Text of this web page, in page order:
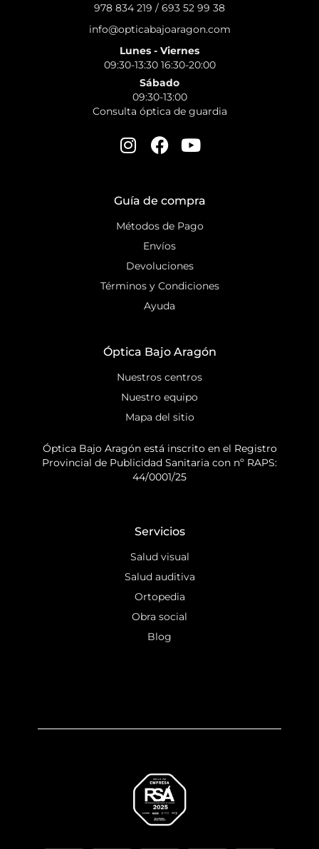
978 834 219 / 693 52 99 38
info@opticabajoaragon.com
Lunes - Viernes
09:30-13:30 16:30-20:00
Sábado
09:30-13:00
Consulta óptica de guardia
Guía de compra
Métodos de Pago
Envíos
Devoluciones
Términos y Condiciones
Ayuda
Óptica Bajo Aragón
Nuestros centros
Nuestro equipo
Mapa del sitio
Óptica Bajo Aragón está inscrito en el Registro
Provincial de Publicidad Sanitaria con nº RAPS:
44/0001/25
Servicios
Salud visual
Salud auditiva
Ortopedia
Obra social
Blog